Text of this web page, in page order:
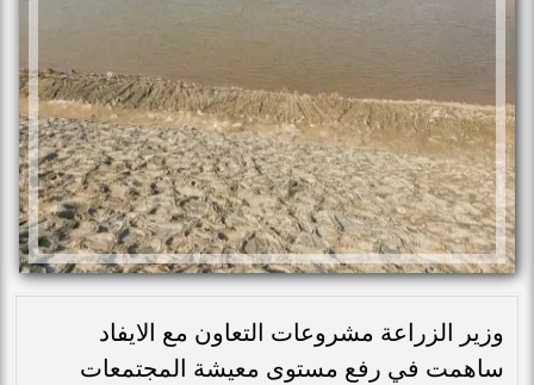
وزير الزراعة مشروعات التعاون مع الايفاد
ساهمت في رفع مستوى معيشة المجتمعات